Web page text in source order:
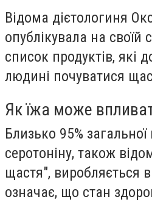
Відома дієтологиня
опублікувала на своїй
список продуктів, які
людині почуватися
Як їжа може
Близько 95% загальної
серотоніну, також
щастя", виробляється
означає, що стан